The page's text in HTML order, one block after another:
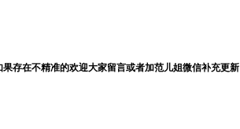
存在不精准的欢迎大家留言或者加范儿姐微信补充更新